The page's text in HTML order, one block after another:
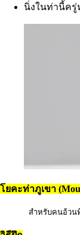
นิ่งในท่านี้ครู่
โยคะท่าภูเขา
สำหรับคนอ้วน